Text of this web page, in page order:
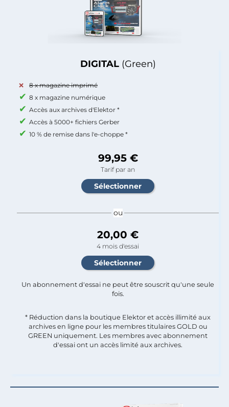
DIGITAL (Green)
8 x magazine imprimé
8 x magazine numérique
Accès aux archives d'Elektor *
Accès à 5000+ fichiers Gerber
10 % de remise dans l'e-choppe *
99,95 €
Tarif par an
ou
20,00 €
4 mois d'essai
Un abonnement d'essai ne peut être souscrit qu'une seule
fois.​
* Réduction dans la boutique Elektor et accès illimité aux
archives en ligne pour les membres titulaires GOLD ou
GREEN uniquement. Les membres avec abonnement
d'essai ont un accès limité aux archives.